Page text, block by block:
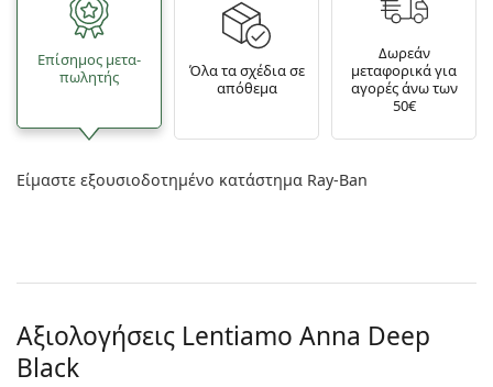
Επίσημος μετα­
πωλητής
Όλα τα σχέδια σε
απόθεμα
Δωρεάν
μεταφορικά για
αγορές άνω των
50€
Είμαστε εξουσιοδοτημένο κατάστημα Ray-Ban
Αξιολογήσεις Lentiamo Anna Deep
Black